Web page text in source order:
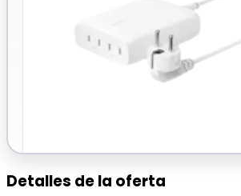
Detalles de la oferta